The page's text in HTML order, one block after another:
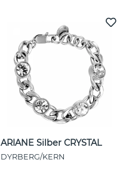
ARIANE Silber CRYSTAL
DYRBERG/KERN